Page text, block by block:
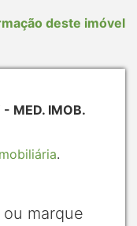
deste imóvel
MED. IMOB.
.
marque